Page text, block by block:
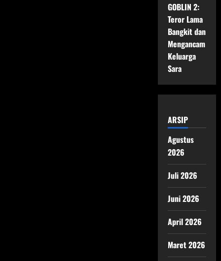
GOBLIN 2:
Teror Lama
Bangkit dan
Mengancam
Keluarga
Sara
ARSIP
Agustus
2026
Juli 2026
Juni 2026
April 2026
Maret 2026